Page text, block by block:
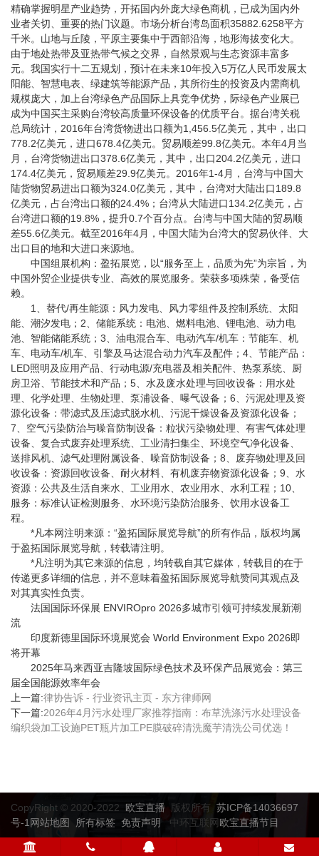
精确掌握明星产业趋势，开拓国内外庞大绿色商机，已成为国内外
业者关切、重要的热门议题。市场分析台湾岛面积35882.6258平方
千米。山地与丘陵，平原主要集中于西部沿海，地形海拔变化大。
由于地处热带及亚热带气候之交界，自然景观与生态资源丰富多
元。我国实行十二五规划，预计在未来10年投入5万亿人民币发展太
阳能、智慧电表、绿建筑等能源产品，其所衍生的投资及内需商机
规模庞大，加上台湾绿色产品国际上具竞争优势，际绿色产业展已
成为中国买主采购台湾较高质量环保设备的优质平台。据台湾关税
总局统计，2016年台湾货物进出口额为1,456.5亿美元，其中，出口
778.2亿美元，进口678.4亿美元。贸易顺差99.8亿美元。本年4月当
月，台湾货物进出口378.6亿美元，其中，出口204.2亿美元，进口
174.4亿美元，贸易顺差29.9亿美元。2016年1-4月，台湾与中国大
陆货物贸易进出口额为324.0亿美元，其中，台湾对大陆出口189.8
亿美元，占台湾出口额的24.4%；台湾从大陆进口134.2亿美元，占
台湾进口额的19.8%，提升0.7个百分点。台湾与中国大陆的贸易顺
差55.6亿美元。截至2016年4月，中国大陆为台湾大的贸易伙伴、大
出口目的地和大进口来源地。
中国组展机构：盈拓展览，以“服务至上，品质为先”为宗旨，为
中国外贸企业提供专业、高效的展览服务。荣获多项殊荣，备受信
赖。
1、替代/再生能源：风力发电、风力零组件及控制系统、太阳
能、潮汐发电；2、储能系统：电池、燃料电池、锂电池、动力电
池、智能储能系统；3、油电混合车、电动汽车/机车：节能车、机
车、电动车/机车、引擎及马达混合动力汽车及配件；4、节能产品：
LED照明及应用产品、行动电源/充电器及相关配件、热泵系统、厨
房卫浴、节能技术和产品；5、水及废水处理与回收设备：用水处
理、化学处理、生物处理、泵浦设备、曝气设备；6、污泥处理及资
源化设备：带滤式及压滤式脱水机、污泥干燥设备及资源化设备；
7、空气污染防治与噪音防制设备：粒状污染物处理、有害气体处理
设备、复合式废弃处理系统、工业清扫集尘、环境空气净化设备、
送排风机、滤气处理附属设备、噪音防制设备；8、废弃物处理及回
收设备：资源回收设备、耐火材料、有机废弃物资源化设备；9、水
资源：公共及生活自来水、工业用水、农业用水、水利工程；10、
服务：标准认证检测服务、水环境污染防治服务、饮用水设备工
程。
*凡本网注明来源：“盈拓国际展览导航”的所有作品，版权均属
于盈拓国际展览导航，转载请注明。
*凡注明为其它来源的信息，均转载自其它媒体，转载目的在于
传递更多详细的信息，并不意味着盈拓国际展览导航赞同其观点及
对其真实性负责。
法国国际环保展 ENVIROpro 2026多城市引领可持续发展新潮
流
印度新德里国际环境展览会 World Environment Expo 2026即
将开幕
2025年马来西亚吉隆坡国际绿色技术及环保产品展览会：第三
届全国能源效率年会
上一篇:律协告诉 - 行业资讯主页 - 东方律师网
下一篇:2026年4月污水处理厂家推荐指南：布草洗涤污水处理设备
编织袋加工设施PET瓶片加工PE膜破碎清洗魔芋清洗公司优选！
CopyRight © 2020-2022 欧宝直播 版权所有 苏ICP备14036697
号-1 网站地图 所有标签 免责声明 中环互联网 欧宝直播节目